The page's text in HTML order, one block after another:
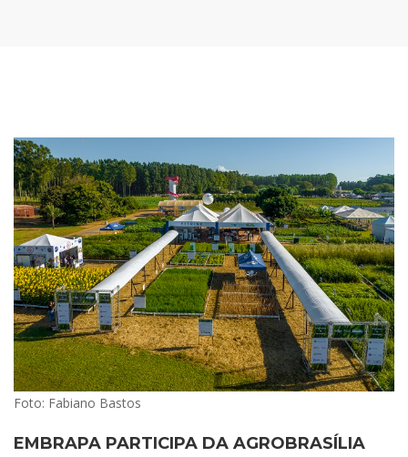
Foto: Fabiano Bastos
EMBRAPA PARTICIPA DA AGROBRASÍLIA